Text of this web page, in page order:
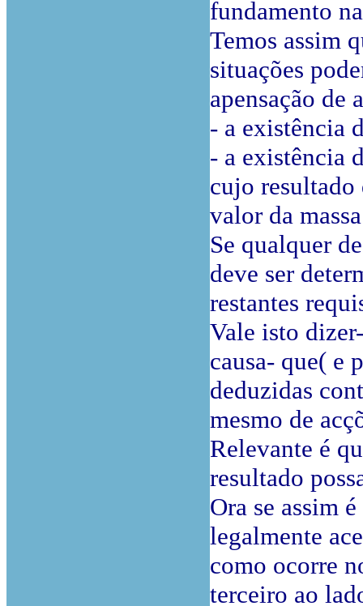
fundamento
Temos assim
situações
apensação de
- a existência
- a existência
cujo
valor da
Se qualquer
deve ser
restantes
Vale isto
causa- que( e
deduzidas
mesmo de
Relevante é
resultado
Ora se assim
legalmente
como ocorre
terceiro ao